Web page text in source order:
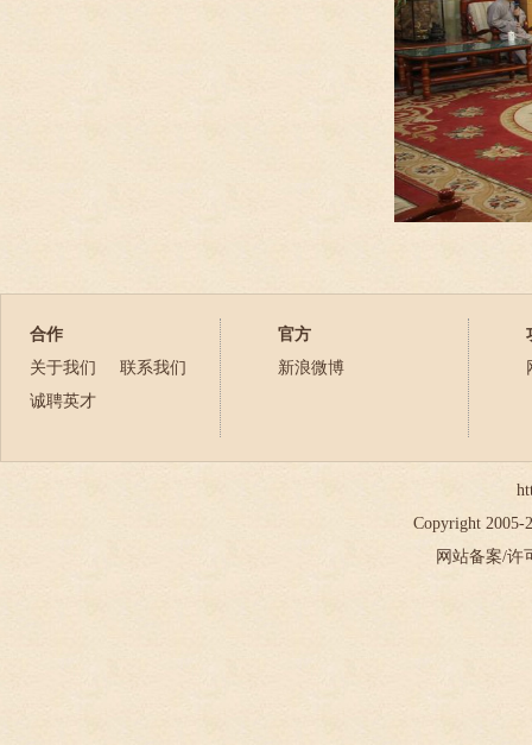
合作
关于我们
联系我们
诚聘英才
官方
新浪微博
Copyright 2005-
网站备案/许